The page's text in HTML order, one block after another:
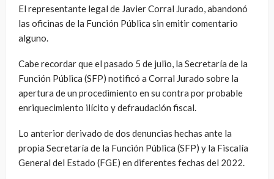
El representante legal de Javier Corral Jurado, abandonó
las oficinas de la Función Pública sin emitir comentario
alguno.
Cabe recordar que el pasado 5 de julio, la Secretaría de la
Función Pública (SFP) notificó a Corral Jurado sobre la
apertura de un procedimiento en su contra por probable
enriquecimiento ilícito y defraudación fiscal.
Lo anterior derivado de dos denuncias hechas ante la
propia Secretaría de la Función Pública (SFP) y la Fiscalía
General del Estado (FGE) en diferentes fechas del 2022.